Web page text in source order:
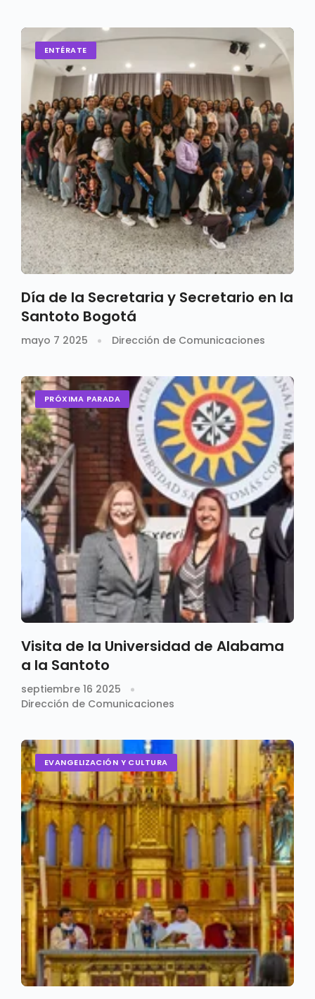
ENTÉRATE
Día de la Secretaria y Secretario en la
Santoto Bogotá
mayo 7 2025 Dirección de Comunicaciones
PRÓXIMA PARADA
Visita de la Universidad de Alabama
a la Santoto
septiembre 16 2025
Dirección de Comunicaciones
EVANGELIZACIÓN Y CULTURA